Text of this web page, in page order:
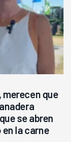
merecen que
se abren
la carne